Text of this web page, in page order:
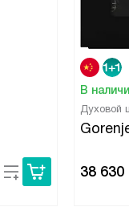
В
Духовой
38 630